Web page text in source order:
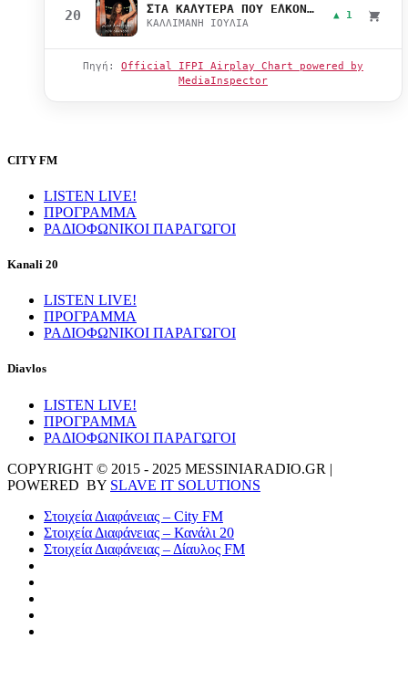
20 ΣΤΑ ΚΑΛΥΤΕΡΑ ΠΟΥ ΕΛΚΟΝΤΑΙ
ΚΑΛΛΙΜΑΝΗ ΙΟΥΛΙΑ
▲ 1
Πηγή: Official IFPI Airplay Chart powered by
MediaInspector
CITY FM
LISTEN LIVE!
ΠΡΟΓΡΑΜΜΑ
ΡΑΔΙΟΦΩΝΙΚΟΙ ΠΑΡΑΓΩΓΟΙ
Kanali 20
LISTEN LIVE!
ΠΡΟΓΡΑΜΜΑ
ΡΑΔΙΟΦΩΝΙΚΟΙ ΠΑΡΑΓΩΓΟΙ
Diavlos
LISTEN LIVE!
ΠΡΟΓΡΑΜΜΑ
ΡΑΔΙΟΦΩΝΙΚΟΙ ΠΑΡΑΓΩΓΟΙ
COPYRIGHT © 2015 - 2025 MESSINIARADIO.GR |
POWERED BY SLAVE IT SOLUTIONS
Στοιχεία Διαφάνειας – City FM
Στοιχεία Διαφάνειας – Κανάλι 20
Στοιχεία Διαφάνειας – Δίαυλος FM